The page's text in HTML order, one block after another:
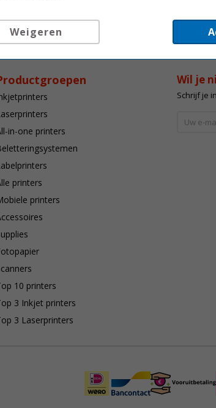
in-one printers
printers
printers
10 printers
3 Inkjet printers
3 Laserprinters
Wil je
Schrijf je
Weigeren